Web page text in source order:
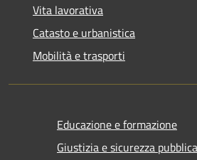
Vita lavorativa
Catasto e urbanistica
Mobilità e trasporti
Educazione e formazione
Giustizia e sicurezza pubblica